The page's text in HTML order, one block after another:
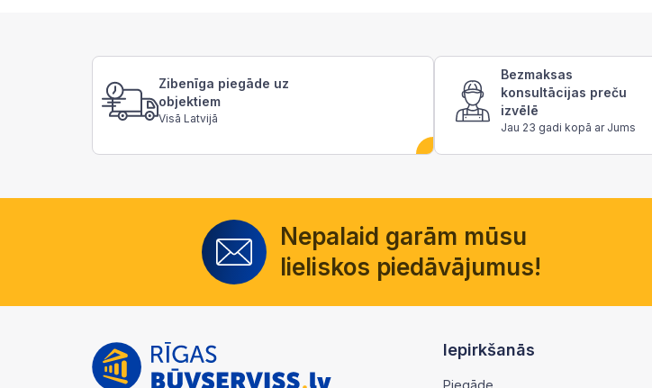
Zibenīga piegāde uz
objektiem
Visā Latvijā
Bezmaksas
konsultācijas preču
izvēlē
Jau 23 gadi kopā ar Jums
Nepalaid garām mūsu
lieliskos piedāvājumus!
Iepirkšanās